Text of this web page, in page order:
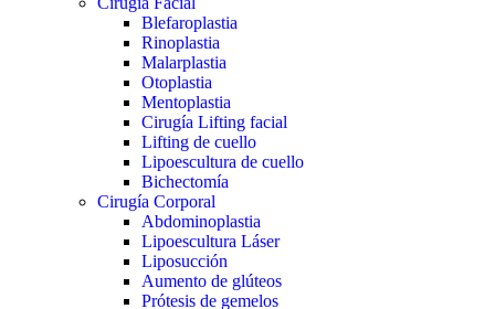
Blefaroplastia
Rinoplastia
Malarplastia
Otoplastia
Mentoplastia
Cirugía Lifting facial
Lifting de cuello
Lipoescultura de cuello
Bichectomía
Cirugía Corporal
Abdominoplastia
Lipoescultura Láser
Liposucción
Aumento de glúteos
Prótesis de gemelos